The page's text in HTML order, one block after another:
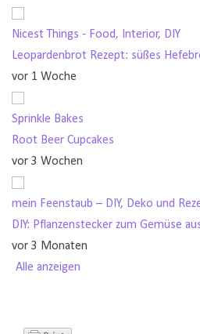
Nicest Things - Food, Interior, DIY
Leopardenbrot Rezept: süßes
vor 1 Woche
Sprinkle Bakes
Root Beer Cupcakes
vor 3 Wochen
mein Feenstaub – DIY, Deko und
DIY: Pflanzenstecker zum Gemüse
vor 3 Monaten
Alle anzeigen